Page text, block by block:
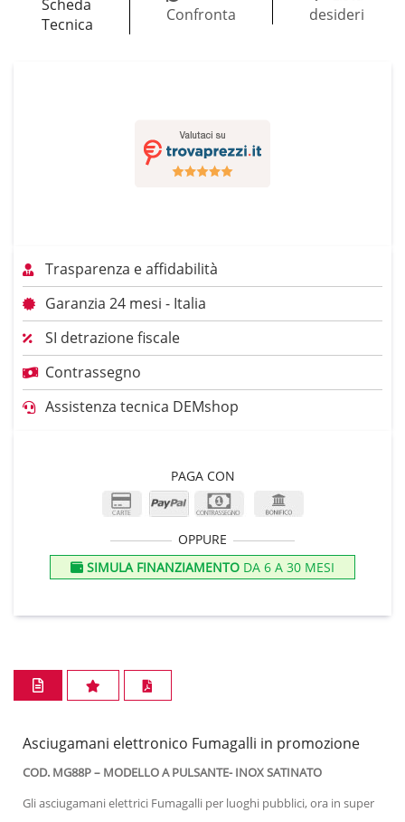
Scheda
Tecnica
Confronta
desideri
Trasparenza e affidabilità
Garanzia 24 mesi - Italia
SI detrazione fiscale
Contrassegno
Assistenza tecnica DEMshop
PAGA CON
OPPURE
SIMULA FINANZIAMENTO DA 6 A 30 MESI
Asciugamani elettronico Fumagalli in promozione
COD. MG88P – MODELLO A PULSANTE- INOX SATINATO
Gli asciugamani elettrici Fumagalli per luoghi pubblici, ora in super